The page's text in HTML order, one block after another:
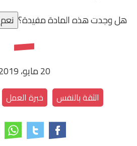
هل وجدت هذه المادة مفيدة؟ نعم
20 مايو، 2019
الثقة بالنفس خبرة العمل